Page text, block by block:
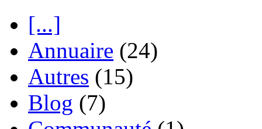
[...]
Annuaire (24)
Autres (15)
Blog (7)